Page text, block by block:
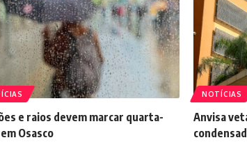
e raios devem marcar quarta-
Osasco
NOTÍCIAS
Anvisa